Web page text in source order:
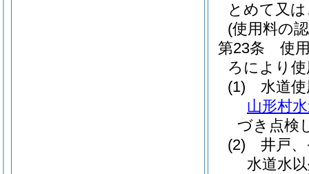
とめて又
(使用料の
第23条
使
ろにより
(1)
水道
山形村
づき点検
(2)
井戸
水道水